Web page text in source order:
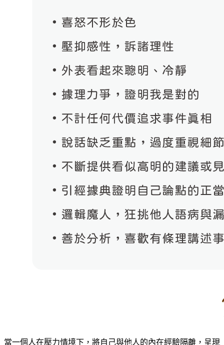
當一個人在壓力情境下，將自己與他人的內在經驗隔離，呈現